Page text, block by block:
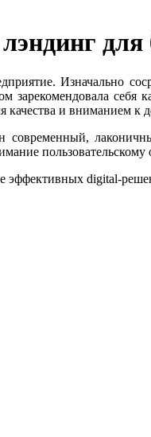
Изначально
зарекомендовала
и вниманием к
современный,
пользовательскому
digital-